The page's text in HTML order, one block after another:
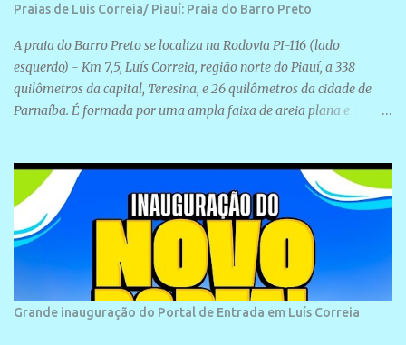
Praias de Luis Correia/ Piauí: Praia do Barro Preto
A praia do Barro Preto se localiza na Rodovia PI-116 (lado
esquerdo) - Km 7,5, Luís Correia, região norte do Piauí, a 338
quilômetros da capital, Teresina, e 26 quilômetros da cidade de
Parnaíba. É formada por uma ampla faixa de areia plana e
devido ao extensivo molhe de pedras que não chegam a 2 metros
de altura, não apresentando dunas em seu espaço geográfico. Não
se sabe ao certo porque a praia leva esse nome, e muitas das suas
historias foram esquecidas ao longo do tempo. A praia é
frequentada por moradores e turistas, em geral veranistas
piauienses e, em menor número, pessoas de estados vizinhos. O
bairro onde se localiza a praia é palco de amplos investimentos e
Grande inauguração do Portal de Entrada em Luís Correia